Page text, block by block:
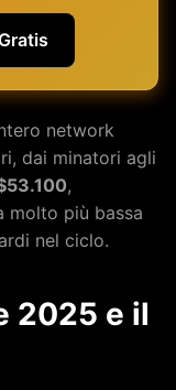
network
dai minatori agli
,
molto più bassa
nel ciclo.
2025 e il